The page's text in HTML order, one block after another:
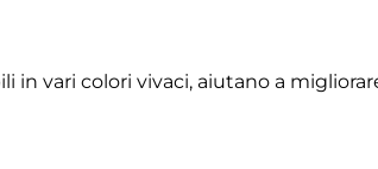
vari colori vivaci, aiutano a